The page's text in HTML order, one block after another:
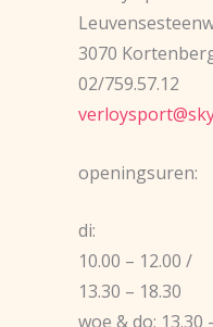
3070
02/759.57.12
openingsuren:
di:
10.00 – 12.00 /
13.30 – 18.30
woe & do: 13.30